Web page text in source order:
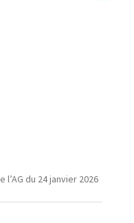
du 24 janvier 2026